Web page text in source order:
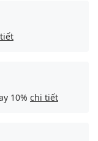
10% chi tiết